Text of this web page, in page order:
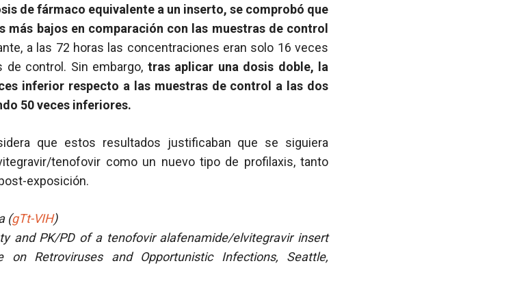
de fármaco equivalente a un inserto, se comprobó que
más bajos en comparación con las muestras de control
a las 72 horas las concentraciones eran solo 16 veces
control. Sin embargo, tras aplicar una dosis doble, la
inferior respecto a las muestras de control a las dos
50 veces inferiores.
que estos resultados justificaban que se siguiera
tenofovir como un nuevo tipo de profilaxis, tanto
exposición.
(gTt-VIH)
and PK/PD of a tenofovir alafenamide/elvitegravir insert
on Retroviruses and Opportunistic Infections, Seattle,